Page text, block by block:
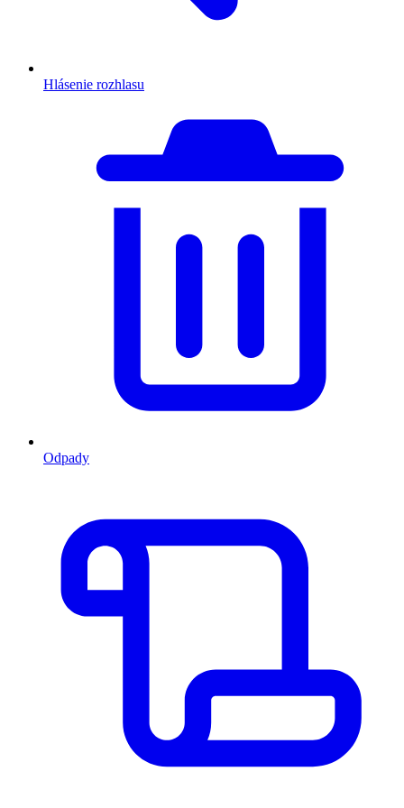
Hlásenie rozhlasu
Odpady